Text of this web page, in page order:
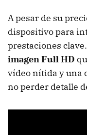
A pesar de su
dispositivo para
prestaciones
imagen Full HD
vídeo nítida y una
no perder detalle